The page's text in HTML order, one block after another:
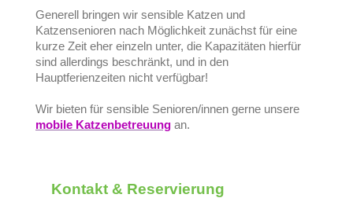
Generell bringen wir sensible Katzen und
Katzensenioren nach Möglichkeit zunächst für eine
kurze Zeit eher einzeln unter, die Kapazitäten hierfür
sind allerdings beschränkt, und in den
Hauptferienzeiten nicht verfügbar!
Wir bieten für sensible Senioren/innen gerne unsere
mobile Katzenbetreuung an.
Kontakt & Reservierung